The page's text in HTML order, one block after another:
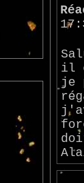
il
je